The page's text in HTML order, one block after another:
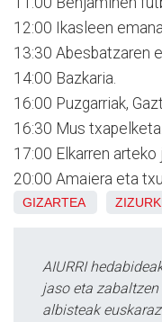
12:00 Ikasleen
13:30 Abesbatzaren
14:00 Bazkaria.
16:00 Puzgarriak,
16:30 Mus txapelketa.
17:00 Elkarren arteko
20:00 Amaiera eta
GIZARTEA
AIURRI
jaso eta
albisteak